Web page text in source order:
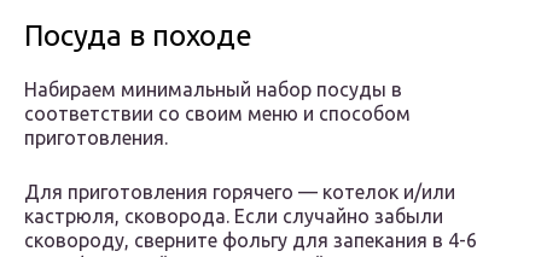
Посуда в походе
Набираем минимальный набор посуды в
соответствии со своим меню и способом
приготовления.
Для приготовления горячего — котелок и/или
кастрюля, сковорода. Если случайно забыли
сковороду, сверните фольгу для запекания в 4-6